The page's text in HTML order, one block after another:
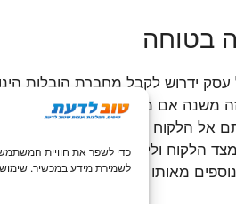
כדי לשפר את חוויית המשתמש,
לשמירת מידע במכשיר.
בטוחה
ידרוש לקבל מחברת הובלות
משנה אם מדובר במוצרים זולים או
אל הלקוח וללא כל נזק, נזק אשר
הלקוח וללקוחות לא מרוצים
מאותו בית עסק.